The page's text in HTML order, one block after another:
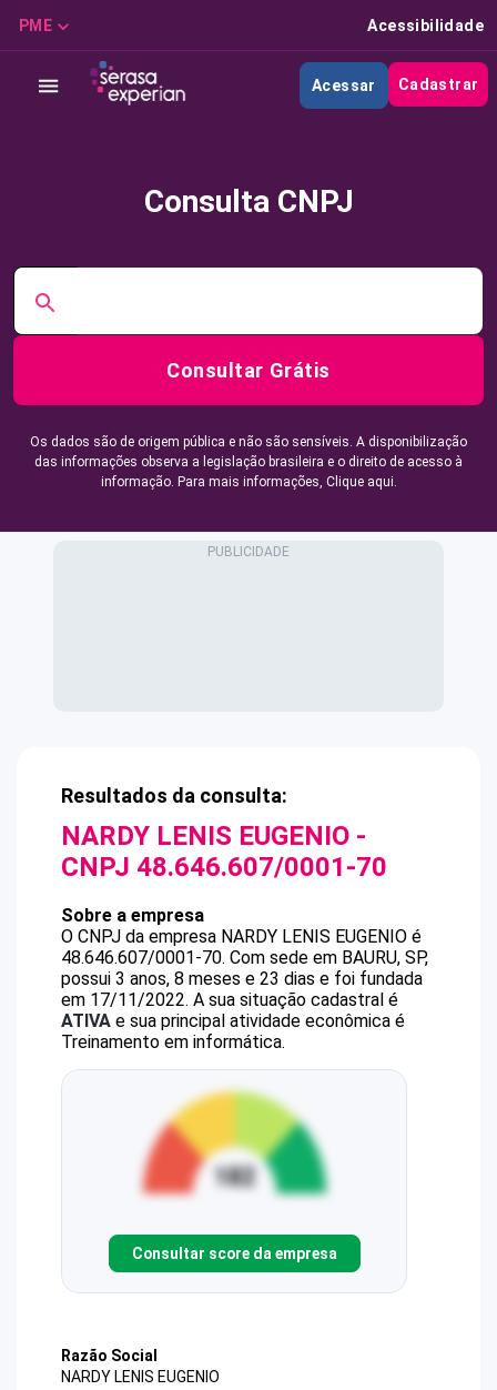
PME Acessibilidade
Acessar Cadastrar
Consulta CNPJ
Consultar Grátis
Os dados são de origem pública e não são sensíveis. A disponibilização
das informações observa a legislação brasileira e o direito de acesso à
informação. Para mais informações, Clique aqui.
Resultados da consulta:
NARDY LENIS EUGENIO -
CNPJ 48.646.607/0001-70
Sobre a empresa
O CNPJ da empresa NARDY LENIS EUGENIO é
48.646.607/0001-70. Com sede em BAURU, SP,
possui 3 anos, 8 meses e 23 dias e foi fundada
em 17/11/2022. A sua situação cadastral é
ATIVA e sua principal atividade econômica é
Treinamento em informática.
Consultar score da empresa
Razão Social
NARDY LENIS EUGENIO